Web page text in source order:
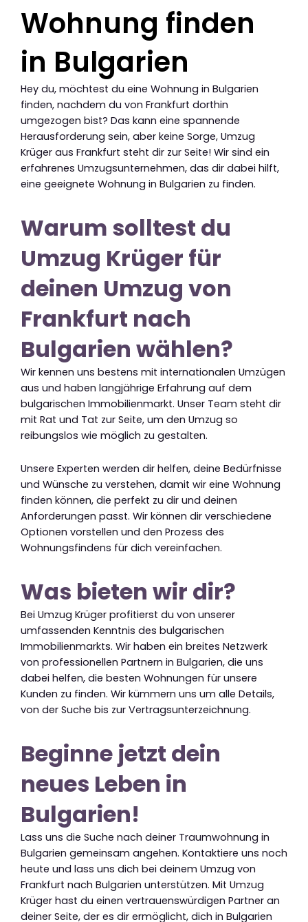
Wohnung finden
in Bulgarien
Hey du, möchtest du eine Wohnung in Bulgarien
finden, nachdem du von Frankfurt dorthin
umgezogen bist? Das kann eine spannende
Herausforderung sein, aber keine Sorge, Umzug
Krüger aus Frankfurt steht dir zur Seite! Wir sind ein
erfahrenes Umzugsunternehmen, das dir dabei hilft,
eine geeignete Wohnung in Bulgarien zu finden.
Warum solltest du
Umzug Krüger für
deinen Umzug von
Frankfurt nach
Bulgarien wählen?
Wir kennen uns bestens mit internationalen Umzügen
aus und haben langjährige Erfahrung auf dem
bulgarischen Immobilienmarkt. Unser Team steht dir
mit Rat und Tat zur Seite, um den Umzug so
reibungslos wie möglich zu gestalten.
Unsere Experten werden dir helfen, deine Bedürfnisse
und Wünsche zu verstehen, damit wir eine Wohnung
finden können, die perfekt zu dir und deinen
Anforderungen passt. Wir können dir verschiedene
Optionen vorstellen und den Prozess des
Wohnungsfindens für dich vereinfachen.
Was bieten wir dir?
Bei Umzug Krüger profitierst du von unserer
umfassenden Kenntnis des bulgarischen
Immobilienmarkts. Wir haben ein breites Netzwerk
von professionellen Partnern in Bulgarien, die uns
dabei helfen, die besten Wohnungen für unsere
Kunden zu finden. Wir kümmern uns um alle Details,
von der Suche bis zur Vertragsunterzeichnung.
Beginne jetzt dein
neues Leben in
Bulgarien!
Lass uns die Suche nach deiner Traumwohnung in
Bulgarien gemeinsam angehen. Kontaktiere uns noch
heute und lass uns dich bei deinem Umzug von
Frankfurt nach Bulgarien unterstützen. Mit Umzug
Krüger hast du einen vertrauenswürdigen Partner an
deiner Seite, der es dir ermöglicht, dich in Bulgarien